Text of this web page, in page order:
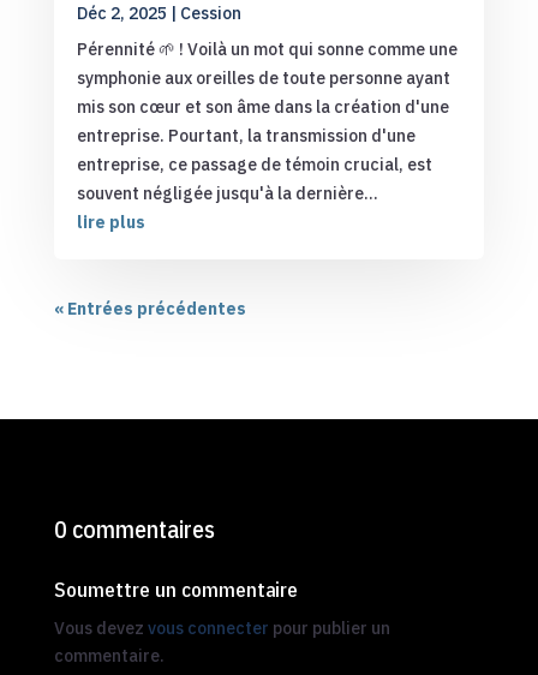
Déc 2, 2025 | Cession
Pérennité 🌱 ! Voilà un mot qui sonne comme une
symphonie aux oreilles de toute personne ayant
mis son cœur et son âme dans la création d'une
entreprise. Pourtant, la transmission d'une
entreprise, ce passage de témoin crucial, est
souvent négligée jusqu'à la dernière...
lire plus
« Entrées précédentes
0 commentaires
Soumettre un commentaire
Vous devez vous connecter pour publier un
commentaire.